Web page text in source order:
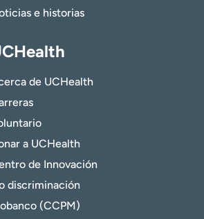
e historias
de UCHealth
a UCHealth
de Innovación
discriminación
(CCPM)